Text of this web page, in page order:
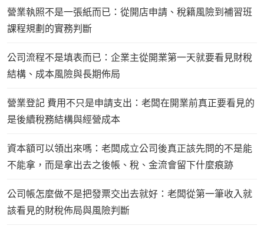
營業執照不是一張紙而已：從開店申請、稅籍風險到補習班
課程規劃的實務判斷
公司流程不是填表而已：企業主從開業第一天就要看見財稅
結構、成本風險與長期佈局
營業登記 費用不只是申請支出：老闆在開業前真正要看見的
是後續稅務結構與經營成本
資本額可以領出來嗎：老闆成立公司後真正該先問的不是能
不能拿，而是拿出去之後帳、稅、金流會留下什麼痕跡
公司帳怎麼做不是把發票交出去就好：老闆從第一筆收入就
該看見的財稅佈局與風險判斷